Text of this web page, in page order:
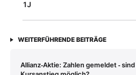
1J
WEITERFÜHRENDE BEITRÄGE
Allianz‑Aktie: Zahlen gemeldet ‑